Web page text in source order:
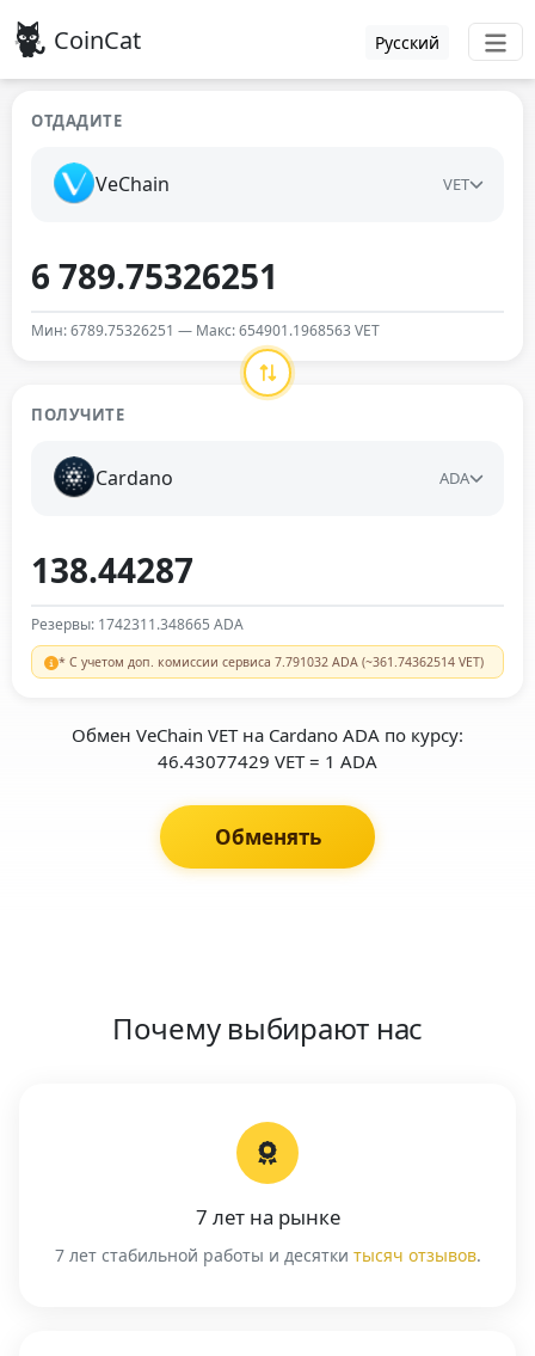
CoinCat Русский
ОТДАДИТЕ
VeChain VET
Мин: 6789.75326251 — Макс: 654901.1968563 VET
ПОЛУЧИТЕ
Cardano ADA
Резервы: 1742311.348665 ADA
* С учетом доп. комиссии сервиса 7.791032 ADA (~361.74362514 VET)
Обмен VeChain VET на Cardano ADA по курсу:
46.43077429 VET = 1 ADA
Обменять
Почему выбирают нас
7 лет на рынке
7 лет стабильной работы и десятки тысяч отзывов.